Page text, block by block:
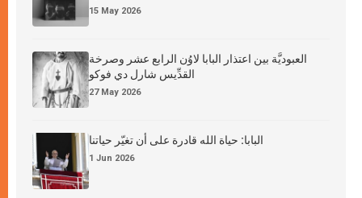
15 May 2026
العبوديَّة بين اعتذار البابا لاوُن الرابع عشر وصرخة
القدِّيس شارل دي فوكو
27 May 2026
البابا: حياة الله قادرة على أن تغيّر حياتنا
1 Jun 2026